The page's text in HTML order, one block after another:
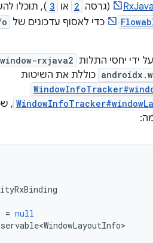
RxJava (גרסה 2 או 3 ), תוכלו
כדי לאסוף עדכונים של
ידי יחסי התלות rxjava2
כוללת את השיטות
,
= null